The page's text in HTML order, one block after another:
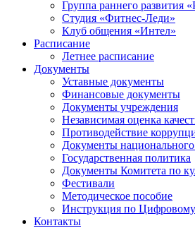
Группа раннего развития
Cтудия «Фитнес-Леди»
Клуб общения «Интел»
Расписание
Летнее расписание
Документы
Уставные документы
Финансовые документы
Документы учреждения
Независимая оценка
Противодействие
Документы национального
Государственная политика
Документы Комитета по
Фестивали
Методическое пособие
Инструкция по
Контакты